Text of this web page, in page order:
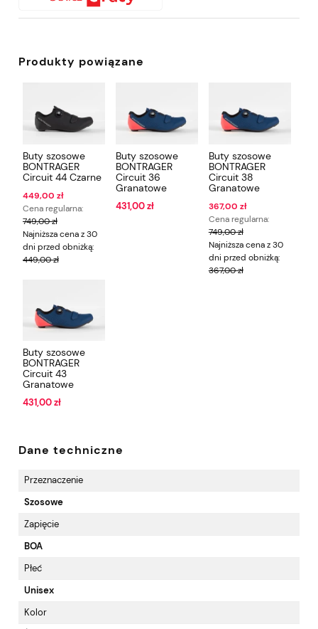
Produkty powiązane
Buty szosowe
BONTRAGER
Circuit 44 Czarne
449,00 zł
Cena regularna:
749,00 zł
Najniższa cena z 30
dni przed obniżką:
449,00 zł
Buty szosowe
BONTRAGER
Circuit 36
Granatowe
431,00 zł
Buty szosowe
BONTRAGER
Circuit 38
Granatowe
367,00 zł
Cena regularna:
749,00 zł
Najniższa cena z 30
dni przed obniżką:
367,00 zł
Buty szosowe
BONTRAGER
Circuit 43
Granatowe
431,00 zł
Dane techniczne
Przeznaczenie
Szosowe
Zapięcie
BOA
Płeć
Unisex
Kolor